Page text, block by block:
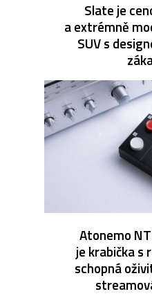
Slate je
a extrémně
SUV s
Atonemo
je krabička s
schopná